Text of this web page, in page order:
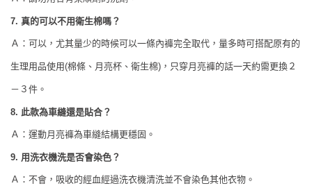
7. 真的可以不用衛生棉嗎？
Ａ：可以，尤其量少的時候可以一條內褲完全取代，量多時可搭配原有的
生理用品使用(棉條、月亮杯、衛生棉) ，只穿月亮褲的話一天約需更換２
－３件。
8. 此款為車縫還是貼合？
Ａ：運動月亮褲為車縫結構更穩固。
9. 用洗衣機洗是否會染色？
Ａ：不會，吸收的經血經過洗衣機清洗並不會染色其他衣物。